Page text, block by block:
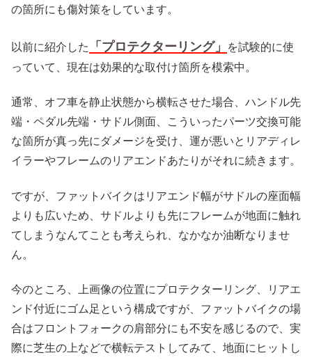
の箇所にも傷対策をしています。
以前に紹介した 「プロテクターリング」
を試験的に使
っていて、現在は効果的な取付け箇所を模索中。
通常、オフ車を静止状態から横転させた場合、ハンドル先
端・ペダル先端・サドル側面、こういったパーツ交換可能
な箇所が真っ先にダメージを受け、運が悪いとリアディレ
イラーやフレームのリアエンドあたりがそれに続きます。
ですが、ファットバイクはリアエンド幅がサドルの座面幅
よりも広いため、サドルよりも先にフレームが地面に触れ
てしまうなんてことも考えられ、なかなか油断なりませ
ん。
今のところ、上画像の位置にプロテクターリング、リアエ
ンド付近にゴム足という構成ですが、ファットバイクの場
合はフロントフォークの肩部分にも不安を感じるので、実
際に芝生の上などで横転テストしてみて、地面にヒットし